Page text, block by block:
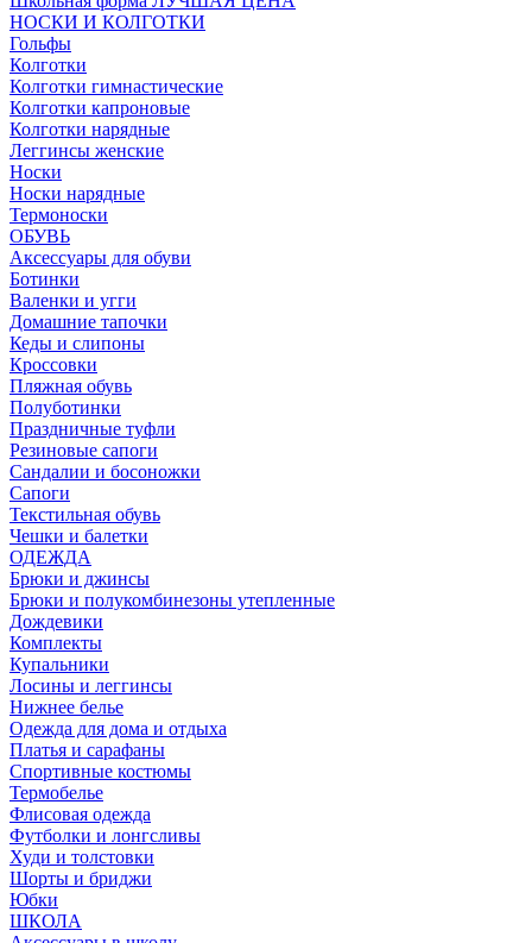
НОСКИ И КОЛГОТКИ
Гольфы
Колготки
Колготки гимнастические
Колготки капроновые
Колготки нарядные
Леггинсы женские
Носки
Носки нарядные
Термоноски
ОБУВЬ
Аксессуары для обуви
Ботинки
Валенки и угги
Домашние тапочки
Кеды и слипоны
Кроссовки
Пляжная обувь
Полуботинки
Праздничные туфли
Резиновые сапоги
Сандалии и босоножки
Сапоги
Текстильная обувь
Чешки и балетки
ОДЕЖДА
Брюки и джинсы
Брюки и полукомбинезоны утепленные
Дождевики
Комплекты
Купальники
Лосины и леггинсы
Нижнее белье
Одежда для дома и отдыха
Платья и сарафаны
Спортивные костюмы
Термобелье
Флисовая одежда
Футболки и лонгсливы
Худи и толстовки
Шорты и бриджи
Юбки
ШКОЛА